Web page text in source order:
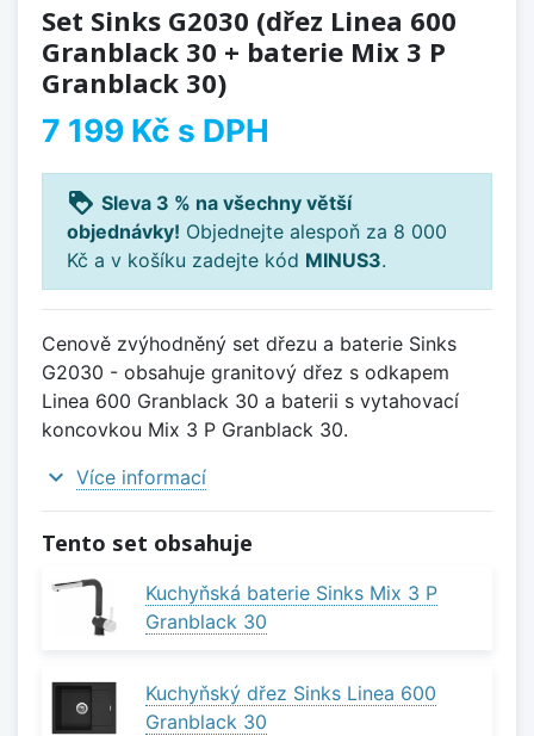
Set Sinks G2030 (dřez Linea 600
Granblack 30 + baterie Mix 3 P
Granblack 30)
7 199 Kč s DPH
loyalty Sleva 3 % na všechny větší
objednávky! Objednejte alespoň za 8 000
Kč a v košíku zadejte kód MINUS3.
Cenově zvýhodněný set dřezu a baterie Sinks
G2030 - obsahuje granitový dřez s odkapem
Linea 600 Granblack 30 a baterii s vytahovací
koncovkou Mix 3 P Granblack 30.
expand_more Více informací
Tento set obsahuje
Kuchyňská baterie Sinks Mix 3 P
Granblack 30
Kuchyňský dřez Sinks Linea 600
Granblack 30